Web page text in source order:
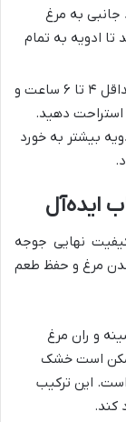
جانبی به مرغ
ادویه به تمام
برای بهترین نتیجه، مرغ را حداقل ۴ تا ۶ ساعت و
در یخچال استراحت دهید.
بیشتر به خورد
ایده‌آل
نهایی جوجه
مرغ و حفظ طعم
و ران مرغ
ممکن است خشک
است. این ترکیب
کند.